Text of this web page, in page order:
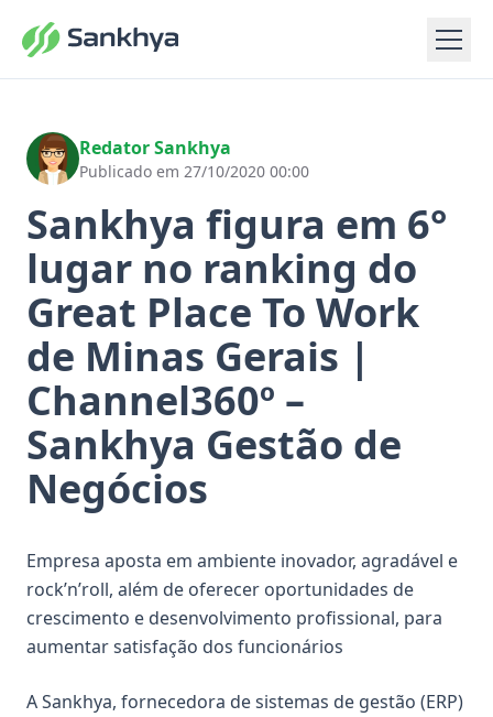
Redator Sankhya
Publicado em 27/10/2020 00:00
Sankhya figura em 6°
lugar no ranking do
Great Place To Work
de Minas Gerais |
Channel360º –
Sankhya Gestão de
Negócios
Empresa aposta em ambiente inovador, agradável e
rock’n’roll, além de oferecer oportunidades de
crescimento e desenvolvimento profissional, para
aumentar satisfação dos funcionários
A Sankhya, fornecedora de sistemas de gestão (ERP)